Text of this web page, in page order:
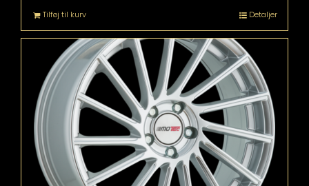
Tilføj til kurv Detaljer